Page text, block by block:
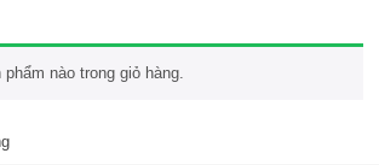
nào trong giỏ hàng.